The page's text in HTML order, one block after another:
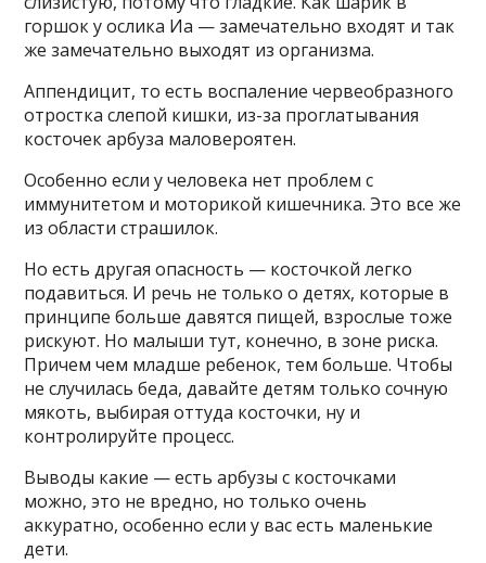
горшок у ослика Иа — замечательно входят и так
же замечательно выходят из организма.
Аппендицит, то есть воспаление червеобразного
отростка слепой кишки, из-за проглатывания
косточек арбуза маловероятен.
Особенно если у человека нет проблем с
иммунитетом и моторикой кишечника. Это все же
из области страшилок.
Но есть другая опасность — косточкой легко
подавиться. И речь не только о детях, которые в
принципе больше давятся пищей, взрослые тоже
рискуют. Но малыши тут, конечно, в зоне риска.
Причем чем младше ребенок, тем больше. Чтобы
не случилась беда, давайте детям только сочную
мякоть, выбирая оттуда косточки, ну и
контролируйте процесс.
Выводы какие — есть арбузы с косточками
можно, это не вредно, но только очень
аккуратно, особенно если у вас есть маленькие
дети.